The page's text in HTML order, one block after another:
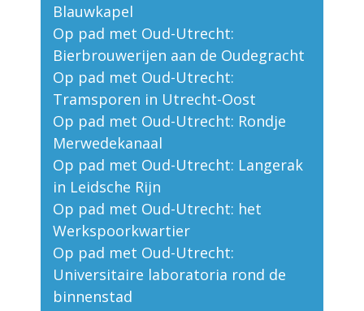
Blauwkapel
Op pad met Oud-Utrecht:
Bierbrouwerijen aan de Oudegracht
Op pad met Oud-Utrecht:
Tramsporen in Utrecht-Oost
Op pad met Oud-Utrecht: Rondje
Merwedekanaal
Op pad met Oud-Utrecht: Langerak
in Leidsche Rijn
Op pad met Oud-Utrecht: het
Werkspoorkwartier
Op pad met Oud-Utrecht:
Universitaire laboratoria rond de
binnenstad